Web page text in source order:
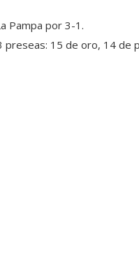
Pampa por 3-1.
preseas: 15 de oro, 14 de